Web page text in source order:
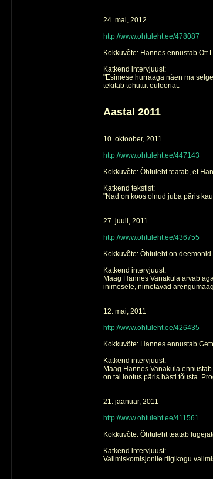
24. mai, 2012
http://www.ohtuleht.ee/478087
Kokkuvõte: Hannes ennustab Ott
Katkend intervjuust:
"Esimese hurraaga näen ma
tekitab tohutut eufooriat.
Aastal 2011
10. oktoober, 2011
http://www.ohtuleht.ee/447143
Kokkuvõte: Õhtuleht teatab, et
Katkend tekstist:
"Nad on koos olnud juba päris
27. juuli, 2011
http://www.ohtuleht.ee/436755
Kokkuvõte: Õhtuleht on
Katkend intervjuust:
Maag Hannes Vanaküla arvab
inimesele, nimetavad
12. mai, 2011
http://www.ohtuleht.ee/426435
Kokkuvõte: Hannes ennustab
Katkend intervjuust:
Maag Hannes Vanaküla
on tal lootus päris hästi tõusta.
21. jaanuar, 2011
http://www.ohtuleht.ee/411561
Kokkuvõte: Õhtuleht teatab
Katkend intervjuust:
Valimiskomisjonile riigikogu